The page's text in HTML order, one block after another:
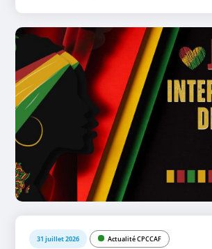
31 juillet 2026 Actualité CPCCAF